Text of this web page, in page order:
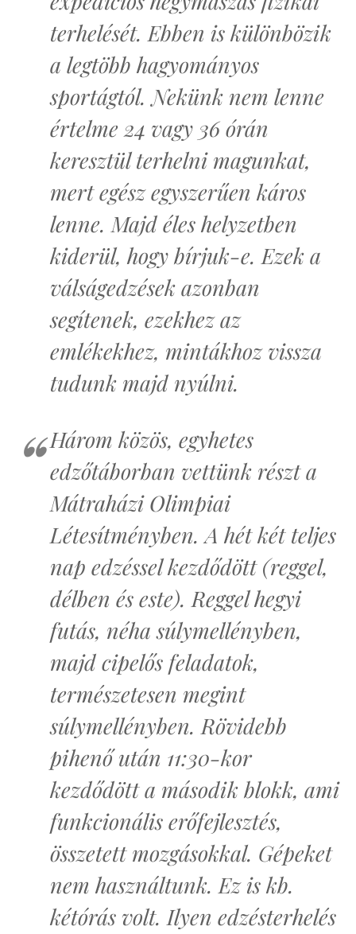
terhelését. Ebben is különbözik
a legtöbb hagyományos
sportágtól. Nekünk nem lenne
értelme 24 vagy 36 órán
keresztül terhelni magunkat,
mert egész egyszerűen káros
lenne. Majd éles helyzetben
kiderül, hogy bírjuk-e. Ezek a
válságedzések azonban
segítenek, ezekhez az
emlékekhez, mintákhoz vissza
tudunk majd nyúlni.
Három közös, egyhetes
edzőtáborban vettünk részt a
Mátraházi Olimpiai
Létesítményben. A hét két teljes
nap edzéssel kezdődött (reggel,
délben és este). Reggel hegyi
futás, néha súlymellényben,
majd cipelős feladatok,
természetesen megint
súlymellényben. Rövidebb
pihenő után 11:30-kor
kezdődött a második blokk, ami
funkcionális erőfejlesztés,
összetett mozgásokkal. Gépeket
nem használtunk. Ez is kb.
kétórás volt. Ilyen edzésterhelés